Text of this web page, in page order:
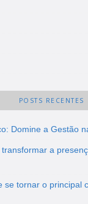
POSTS RECENTES
Domine a Gestão
a
se tornar o principal